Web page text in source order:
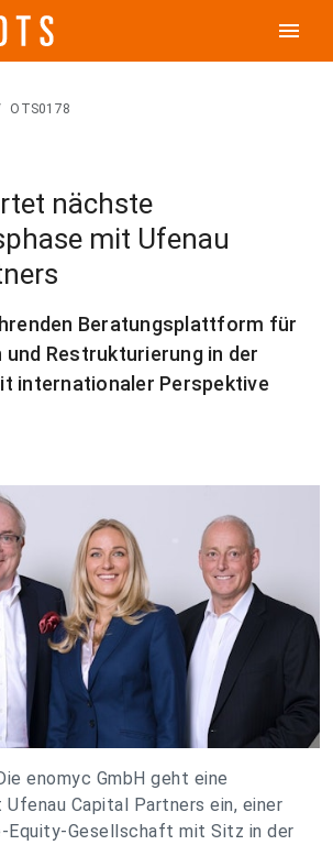
menu
OTS0178
nächste
mit Ufenau
Beratungsplattform für
Restrukturierung in der
internationaler Perspektive
enomyc GmbH geht eine
Capital Partners ein, einer
Equity-Gesellschaft mit Sitz in der